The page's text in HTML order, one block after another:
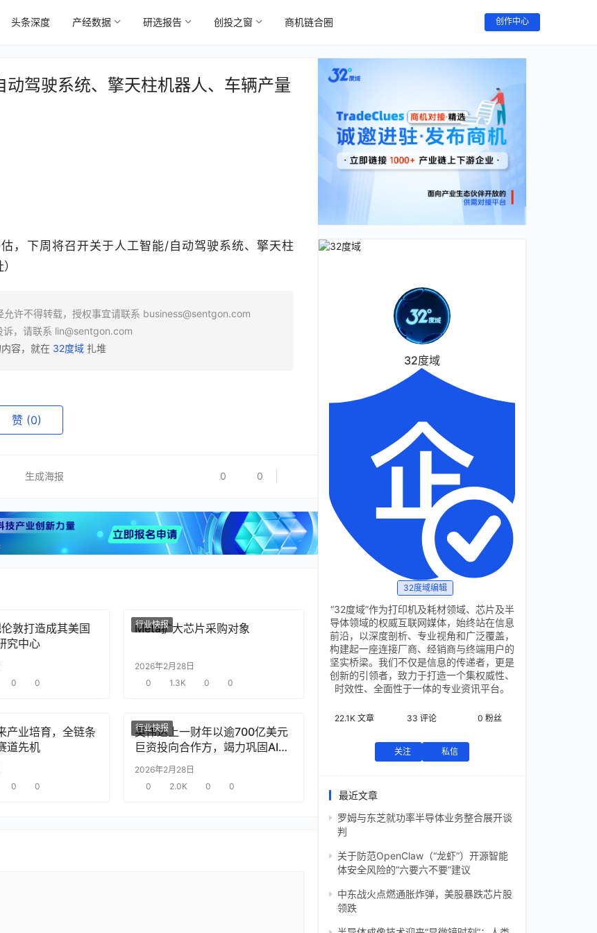
头条深度 产经数据 研选报告 创投之窗 商机链合圈 创作中心
驾驶系统、擎天柱机器人、车辆产量
，下周将召开关于人工智能/自动驾驶系统、擎天柱
许不得转载，授权事宜请联系 business@sentgon.com
诉，请联系 lin@sentgon.com
容，就在 32度域扎堆
赞 (0)
生成海报 0 0
敦打造成其美国
究中心
0 0
行业快报
Meta扩大芯片采购对象
2026年2月28日
0
1.3K 0 0
产业培育，全链条
道先机
0 0
行业快报
英伟达上一财年以逾700亿美元
巨资投向合作方，竭力巩固AI芯
片需求
2026年2月28日
0
2.0K 0 0
32度域
32度域编辑
“32度域”作为打印机及耗材领域、芯片及半
导体领域的权威互联网媒体，始终站在信息
前沿，以深度剖析、专业视角和广泛覆盖，
构建起一座连接厂商、经销商与终端用户的
坚实桥梁。我们不仅是信息的传递者，更是
创新的引领者，致力于打造一个集权威性、
时效性、全面性于一体的专业资讯平台。
22.1K 文章 33 评论 0 粉丝
关注 私信
最近文章
罗姆与东芝就功率半导体业务整合展开谈
判
关于防范OpenClaw（“龙虾”）开源智能
体安全风险的“六要六不要”建议
中东战火点燃通胀炸弹，美股暴跌芯片股
领跌